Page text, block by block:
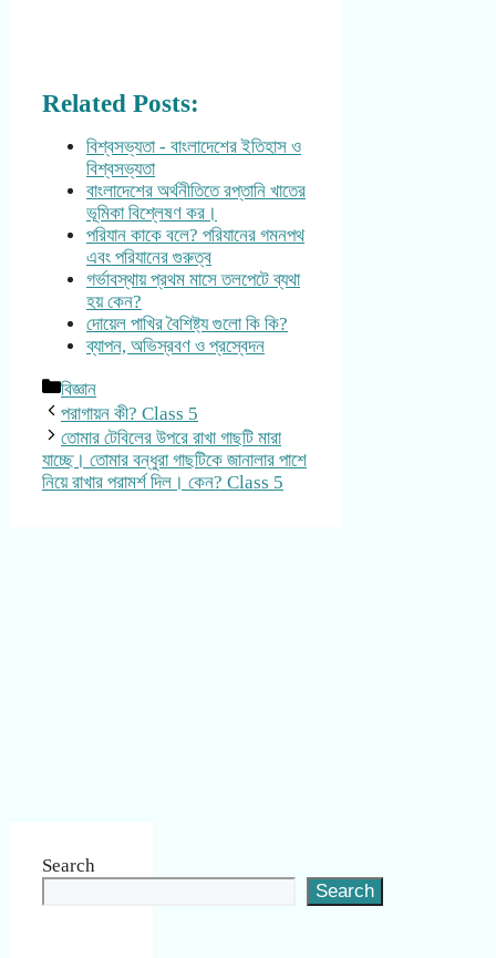
Related Posts:
বিশ্বসভ্যতা - বাংলাদেশের ইতিহাস ও
বিশ্বসভ্যতা
বাংলাদেশের অর্থনীতিতে রপ্তানি খাতের
ভূমিকা বিশ্লেষণ কর।
পরিযান কাকে বলে? পরিযানের গমনপথ
এবং পরিযানের গুরুত্ব
গর্ভাবস্থায় প্রথম মাসে তলপেটে ব্যথা
হয় কেন?
দোয়েল পাখির বৈশিষ্ট্য গুলো কি কি?
ব্যাপন, অভিস্রবণ ও প্রস্বেদন
Categories
বিজ্ঞান
পরাগায়ন কী? Class 5
তোমার টেবিলের উপরে রাখা গাছটি মারা
যাচ্ছে। তোমার বন্ধুরা গাছটিকে জানালার পাশে
নিয়ে রাখার পরামর্শ দিল। কেন? Class 5
Search
Search